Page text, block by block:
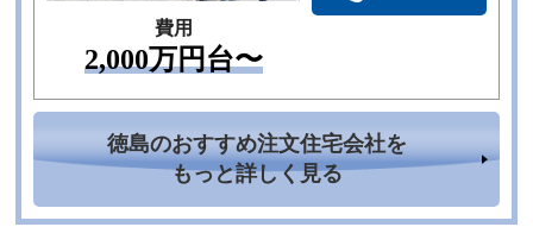
費用
2,000万円台〜
徳島のおすすめ注文住宅会社を
もっと詳しく見る